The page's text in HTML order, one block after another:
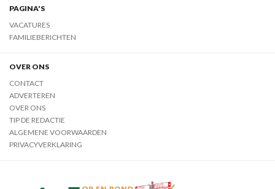
PAGINA'S
VACATURES
FAMILIEBERICHTEN
OVER ONS
CONTACT
ADVERTEREN
OVER ONS
TIP DE REDACTIE
ALGEMENE VOORWAARDEN
PRIVACYVERKLARING